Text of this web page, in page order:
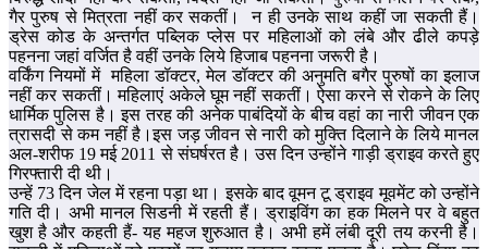
गैर पुरुष से मित्रता नहीं कर सकतीं। न ही उनके साथ कहीं जा सकती हैं।
ड्रेस कोड के अन्तर्गत पब्लिक प्लेस पर महिलाओं को लंबे और ढीले कपड़े
पहनना जहां वर्जित है वहीं उनके लिये हिजाब पहनना जरूरी है।
वर्किंग नियमों में महिला डॉक्टर, मेल डॉक्टर की अनुमति बगैर पुरुषों का इलाज
नहीं कर सकतीं। महिलाएं अकेले घूम नहीं सकतीं। ऐसा करने से रोकने के लिए
धार्मिक पुलिस है। इस तरह की अनेक पाबंदियों के बीच वहां का नारी जीवन एक
त्रासदी से कम नहीं है।इस जड़ जीवन से नारी को मुक्ति दिलाने के लिये मानल
अल-शरीफ 19 मई 2011 से संघर्षरत है। उस दिन उन्होंने गाड़ी ड्राइव करते हुए
गिरफ्तारी दी थी।
उन्हें 73 दिन जेल में रहना पड़ा था। इसके बाद वूमन टू ड्राइव मूवमेंट को उन्होंने
गति दी। अभी मानल सिडनी में रहती हैं। ड्राइविंग का हक मिलने पर वे बहुत
खुश है और कहती हैं- यह महज शुरुआत है। अभी हमें लंबी दूरी तय करनी है।